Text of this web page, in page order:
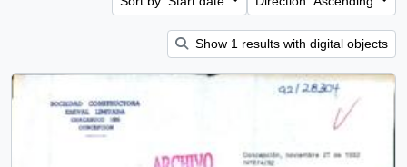
Show 1 results with digital objects